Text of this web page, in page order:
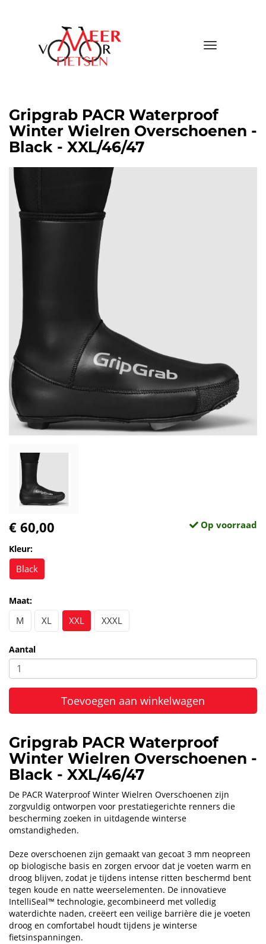
Toggle
Gripgrab PACR Waterproof
Winter Wielren Overschoenen -
Black - XXL/46/47
€ 60,00 Op voorraad
Kleur:
Black
Maat:
M XL XXL XXXL
Aantal
Toevoegen aan winkelwagen
Gripgrab PACR Waterproof
Winter Wielren Overschoenen -
Black - XXL/46/47
De PACR Waterproof Winter Wielren Overschoenen zijn
zorgvuldig ontworpen voor prestatiegerichte renners die
bescherming zoeken in uitdagende winterse
omstandigheden.
Deze overschoenen zijn gemaakt van gecoat 3 mm neopreen
op biologische basis en zorgen ervoor dat je voeten warm en
droog blijven, zodat je tijdens intense ritten beschermd bent
tegen koude en natte weerselementen. De innovatieve
IntelliSeal™ technologie, gecombineerd met volledig
waterdichte naden, creëert een veilige barrière die je voeten
droog en comfortabel houdt tijdens je winterse
fietsinspanningen.